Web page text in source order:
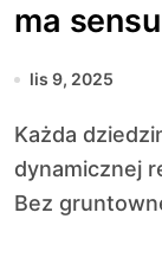
ma sensu
lis 9, 2025
Każda dziedzina życia ludzkiego opiera się na
dynamicznej
Bez